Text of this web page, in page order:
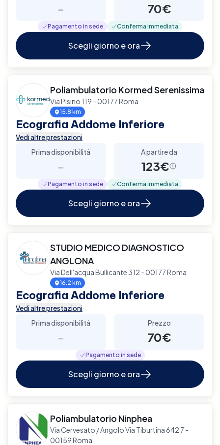
- 70€
Pagamento in sede Conferma immediata
Scegli giorno e ora
Poliambulatorio Kormed Serenissima
Via Pisino 119 - 00177 Roma
15.8 km
Ecografia Addome Inferiore
Vedi altre prestazioni
Prima disponibilità
-
A partire da
123€
Pagamento in sede Conferma immediata
Scegli giorno e ora
STUDIO MEDICO DIAGNOSTICO
ANGLONA
Via Dell'acqua Bullicante 312 - 00177 Roma
16.2 km
Ecografia Addome Inferiore
Vedi altre prestazioni
Prima disponibilità
-
Prezzo
70€
Pagamento in sede
Scegli giorno e ora
Poliambulatorio Ninphea
Via Cervesato / Angolo Via Tiburtina 642 7 -
00159 Roma